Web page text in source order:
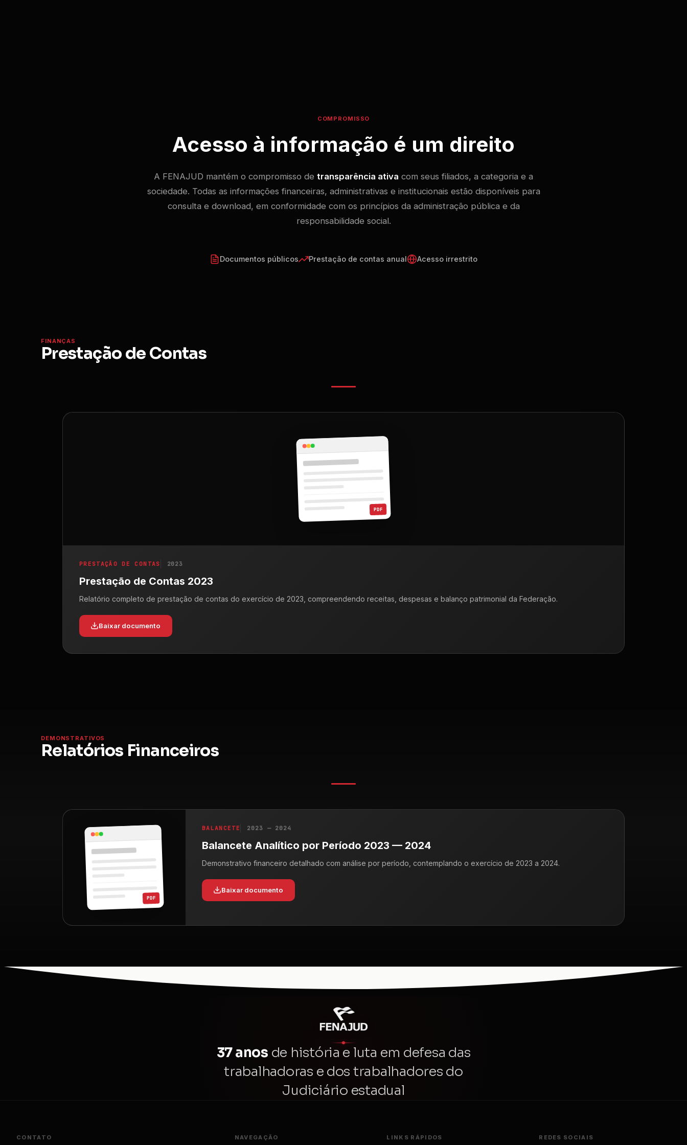
COMPROMISSO
Acesso à informação é um direito
A FENAJUD mantém o compromisso de transparência ativa com seus filiados, a categoria e a
sociedade. Todas as informações financeiras, administrativas e institucionais estão disponíveis para
consulta e download, em conformidade com os princípios da administração pública e da
responsabilidade social.
Documentos públicos Prestação de contas anual Acesso irrestrito
FINANÇAS
Prestação de Contas
PDF
PRESTAÇÃO DE CONTAS 2023
Prestação de Contas 2023
Relatório completo de prestação de contas do exercício de 2023, compreendendo receitas, despesas e balanço patrimonial da Federação.
Baixar documento
DEMONSTRATIVOS
Relatórios Financeiros
PDF
BALANCETE 2023 — 2024
Balancete Analítico por Período 2023 — 2024
Demonstrativo financeiro detalhado com análise por período, contemplando o exercício de 2023 a 2024.
Baixar documento
37 anos de história e luta em defesa das
trabalhadoras e dos trabalhadores do
Judiciário estadual
CONTATO NAVEGAÇÃO LINKS RÁPIDOS REDES SOCIAIS